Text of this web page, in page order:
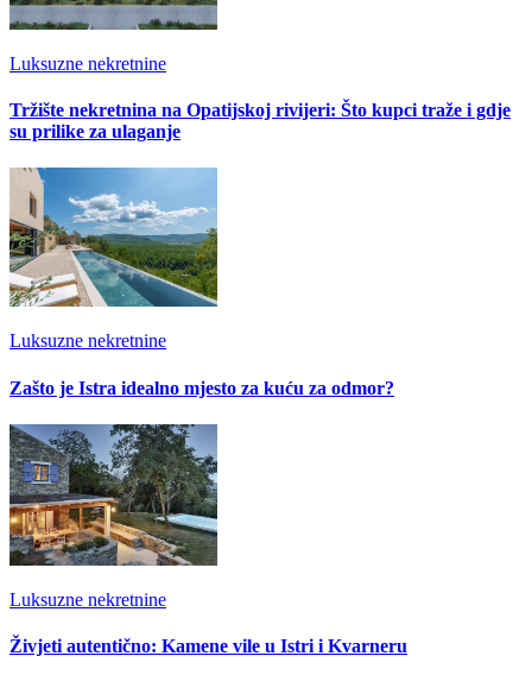
Luksuzne nekretnine
Tržište nekretnina na Opatijskoj rivijeri: Što kupci traže i gdje
su prilike za ulaganje
Luksuzne nekretnine
Zašto je Istra idealno mjesto za kuću za odmor?
Luksuzne nekretnine
Živjeti autentično: Kamene vile u Istri i Kvarneru